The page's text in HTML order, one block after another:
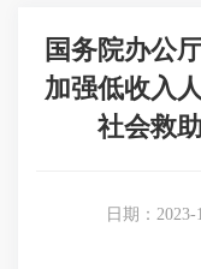
国务院办公
加强低收入
社会救
日期：2023-